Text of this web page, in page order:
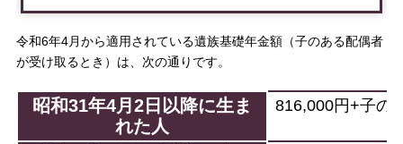
令和6年4月から適用されている遺族基礎年金額（子のある配偶者
が受け取るとき）は、次の通りです。
昭和31年4月2日以降に生ま
れた人
816,000円+子の